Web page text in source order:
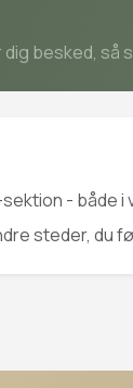
besked, så
- både i
steder, du